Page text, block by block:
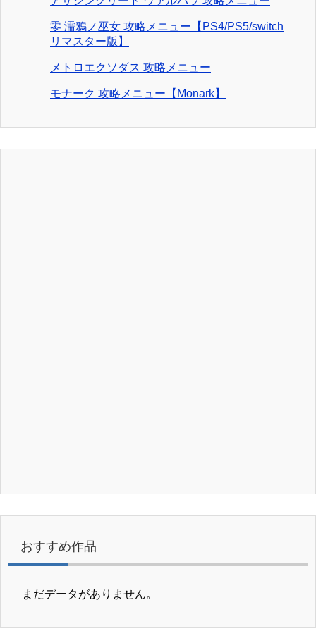
零 濡鴉ノ巫女 攻略メニュー【PS4/PS5/switch
リマスター版】
メトロエクソダス 攻略メニュー
モナーク 攻略メニュー【Monark】
おすすめ作品
まだデータがありません。